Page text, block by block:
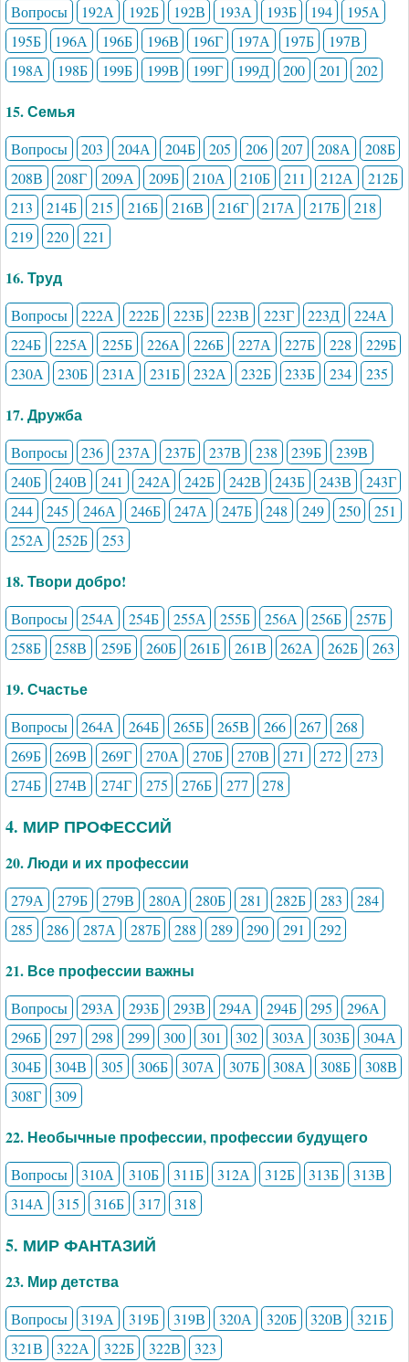
Вопросы 192А 192Б 192В 193А 193Б 194
195А
195Б
196А 196Б 196В 196Г 197А 197Б
197В
198А
198Б 199Б 199В 199Г 199Д 200 201 202
15. Семья
Вопросы 203 204А 204Б 205 206 207 208А
208Б
208В
208Г 209А 209Б 210А 210Б 211 212А
212Б
213
214Б 215 216Б 216В 216Г 217А 217Б
218
219
220 221
16. Труд
Вопросы 222А 222Б 223Б 223В 223Г 223Д
224А
224Б
225А 225Б 226А 226Б 227А 227Б 228
229Б
230А
230Б 231А 231Б 232А 232Б 233Б 234 235
17. Дружба
Вопросы 236 237А 237Б 237В 238 239Б
239В
240Б
240В 241 242А 242Б 242В 243Б 243В
243Г
244
245 246А 246Б 247А 247Б 248 249 250
251
252А
252Б 253
18. Твори добро!
Вопросы 254А 254Б 255А 255Б 256А 256Б
257Б
258Б
258В 259Б 260Б 261Б 261В 262А 262Б 263
19. Счастье
Вопросы 264А 264Б 265Б 265В 266 267
268
269Б
269В 269Г 270А 270Б 270В 271 272
273
274Б
274В 274Г 275 276Б 277 278
4. МИР ПРОФЕССИЙ
20. Люди и их профессии
279А 279Б 279В 280А 280Б 281 282Б 283
284
285
286 287А 287Б 288 289 290 291 292
21. Все профессии важны
Вопросы 293А 293Б 293В 294А 294Б 295
296А
296Б
297 298 299 300 301 302 303А 303Б
304А
304Б
304В 305 306Б 307А 307Б 308А 308Б
308В
308Г
309
22. Необычные профессии, профессии будущего
Вопросы 310А 310Б 311Б 312А 312Б 313Б
313В
314А
315 316Б 317 318
5. МИР ФАНТАЗИЙ
23. Мир детства
Вопросы 319А 319Б 319В 320А 320Б 320В
321Б
321В
322А 322Б 322В 323